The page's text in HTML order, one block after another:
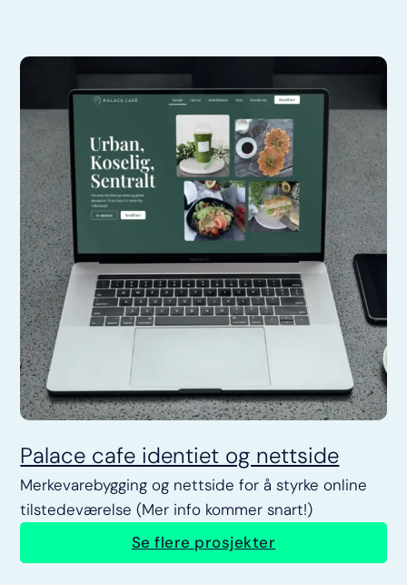
Palace cafe identiet og nettside
Merkevarebygging og nettside for å styrke online
tilstedeværelse (Mer info kommer snart!)
Se flere prosjekter